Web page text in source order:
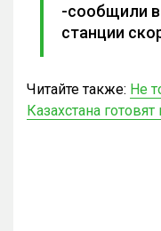
-сообщили
станции
Читайте также: Не
Казахстана